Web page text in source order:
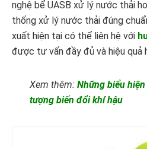
nghệ bể UASB xử lý nước thải
thống xử lý nước thải đúng
xuất hiện tại có thể liên hệ với
được tư vấn đầy đủ và hiệu quả
Xem thêm: Những biểu
tượng biến đổi khí hậu